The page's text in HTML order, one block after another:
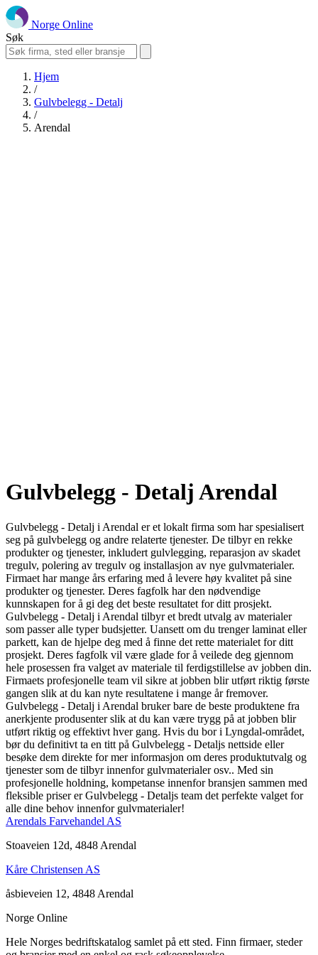
Norge Online
Søk
Hjem
/
Gulvbelegg - Detalj
/
Arendal
Gulvbelegg - Detalj Arendal
Gulvbelegg - Detalj i Arendal er et lokalt firma som har spesialisert
seg på gulvbelegg og andre relaterte tjenester. De tilbyr en rekke
produkter og tjenester, inkludert gulvlegging, reparasjon av skadet
tregulv, polering av tregulv og installasjon av nye gulvmaterialer.
Firmaet har mange års erfaring med å levere høy kvalitet på sine
produkter og tjenester. Deres fagfolk har den nødvendige
kunnskapen for å gi deg det beste resultatet for ditt prosjekt.
Gulvbelegg - Detalj i Arendal tilbyr et bredt utvalg av materialer
som passer alle typer budsjetter. Uansett om du trenger laminat eller
parkett, kan de hjelpe deg med å finne det rette materialet for ditt
prosjekt. Deres fagfolk vil være glade for å veilede deg gjennom
hele prosessen fra valget av materiale til ferdigstillelse av jobben din.
Firmaets profesjonelle team vil sikre at jobben blir utført riktig første
gangen slik at du kan nyte resultatene i mange år fremover.
Gulvbelegg - Detalj i Arendal bruker bare de beste produktene fra
anerkjente produsenter slik at du kan være trygg på at jobben blir
utført riktig og effektivt hver gang. Hvis du bor i Lyngdal-området,
bør du definitivt ta en titt på Gulvbelegg - Detaljs nettside eller
besøke dem direkte for mer informasjon om deres produktutvalg og
tjenester som de tilbyr innenfor gulvmaterialer osv.. Med sin
profesjonelle holdning, kompetanse innenfor bransjen sammen med
fleksible priser er Gulvbelegg - Detaljs team det perfekte valget for
alle dine behov innenfor gulvmaterialer!
Arendals Farvehandel AS
Stoaveien 12d, 4848 Arendal
Kåre Christensen AS
åsbieveien 12, 4848 Arendal
Norge Online
Hele Norges bedriftskatalog samlet på ett sted. Finn firmaer, steder